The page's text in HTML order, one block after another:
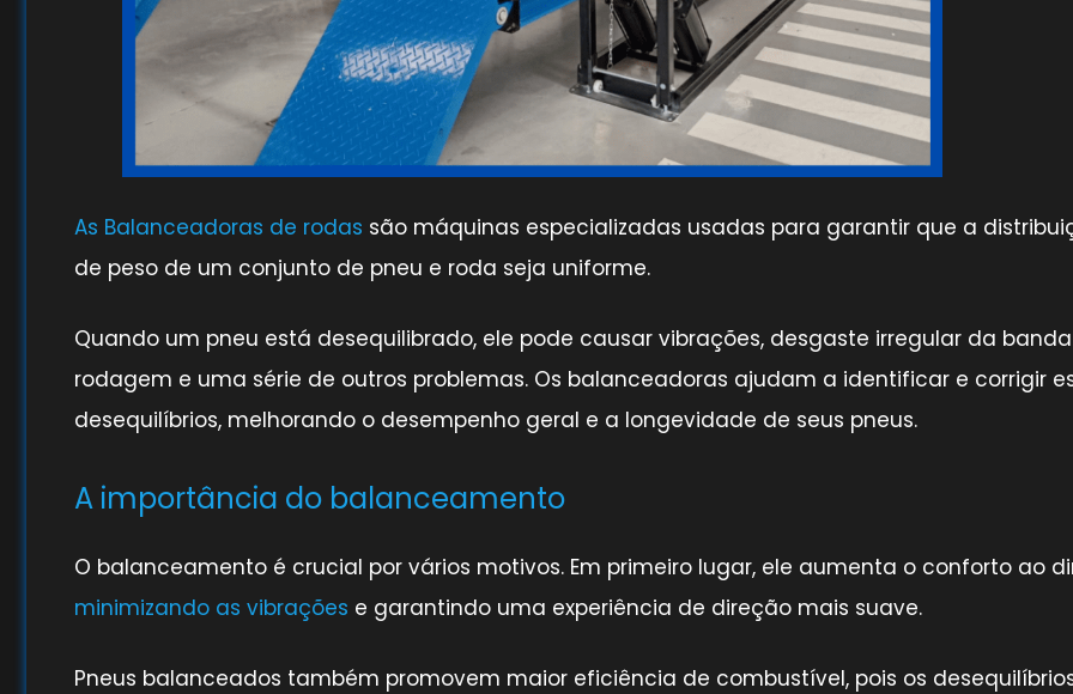
As Balanceadoras de rodas são máquinas especializadas usadas para garantir que a
de peso de um conjunto de pneu e roda seja uniforme.
Quando um pneu está desequilibrado, ele pode causar vibrações, desgaste irregular da
rodagem e uma série de outros problemas. Os balanceadoras ajudam a identificar e corrigir
desequilíbrios, melhorando o desempenho geral e a longevidade de seus pneus.
A importância do balanceamento
O balanceamento é crucial por vários motivos. Em primeiro lugar, ele aumenta o conforto ao
minimizando as vibrações e garantindo uma experiência de direção mais suave.
Pneus balanceados também promovem maior eficiência de combustível, pois os